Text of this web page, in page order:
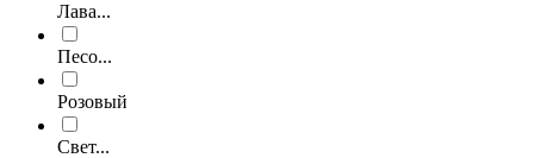
Лава...
Песо...
Розовый
Свет...